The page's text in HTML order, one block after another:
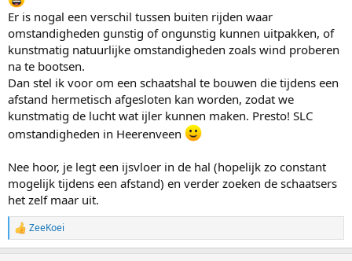
Er is nogal een verschil tussen buiten rijden waar
omstandigheden gunstig of ongunstig kunnen uitpakken, of
kunstmatig natuurlijke omstandigheden zoals wind proberen
na te bootsen.
Dan stel ik voor om een schaatshal te bouwen die tijdens een
afstand hermetisch afgesloten kan worden, zodat we
kunstmatig de lucht wat ijler kunnen maken. Presto! SLC
omstandigheden in Heerenveen
Nee hoor, je legt een ijsvloer in de hal (hopelijk zo constant
mogelijk tijdens een afstand) en verder zoeken de schaatsers
het zelf maar uit.
R
e
ZeeKoei